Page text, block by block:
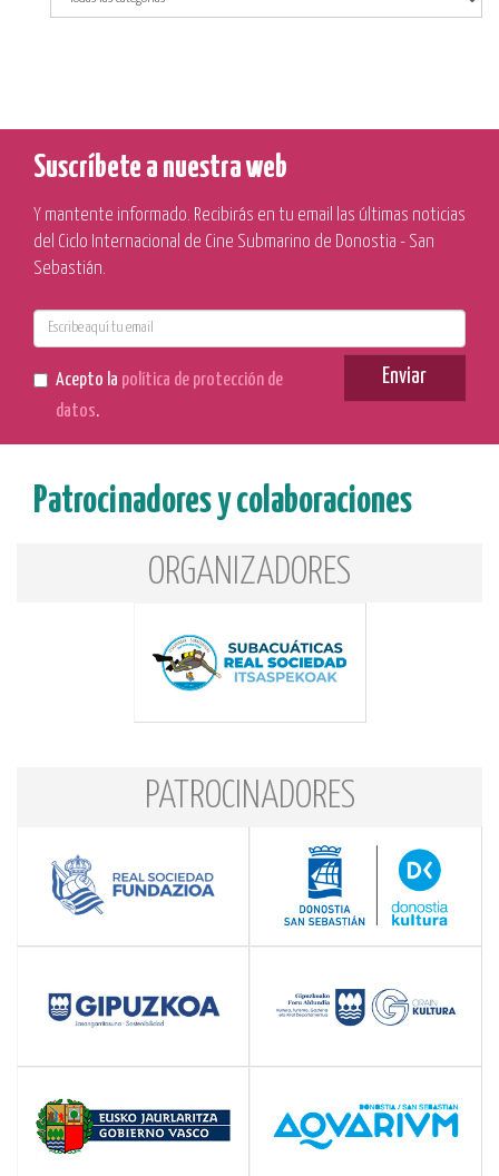
Suscríbete a nuestra web
Y mantente informado. Recibirás en tu email las últimas noticias
del Ciclo Internacional de Cine Submarino de Donostia - San
Sebastián.
Acepto la política de protección de
datos.
Enviar
Patrocinadores y colaboraciones
ORGANIZADORES
PATROCINADORES